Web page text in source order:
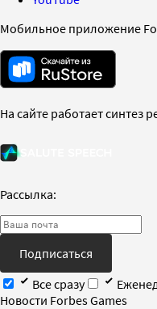
Мобильное приложение
На сайте работает синтез
Рассылка:
Подписаться
Все сразу
Новости Forbes Games